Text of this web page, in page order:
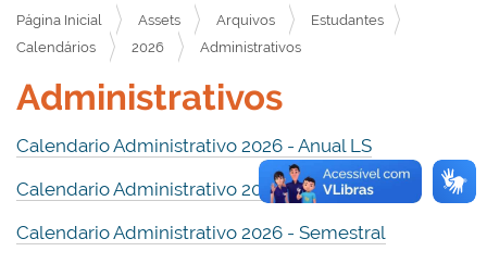
Página Inicial Assets Arquivos
Estudantes
Calendários
2026 Administrativos
Administrativos
Calendario Administrativo 2026 - Anual LS
Calendario Administrativo 2026 - Anual Med
Calendario Administrativo 2026 - Semestral